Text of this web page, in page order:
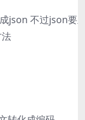
json 不过json要